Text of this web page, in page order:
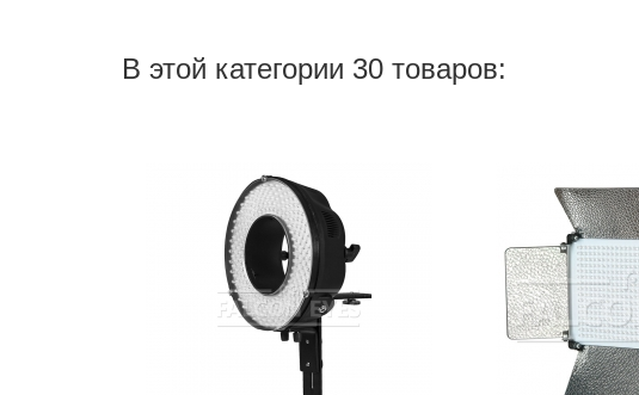
В этой категории 30 товаров: